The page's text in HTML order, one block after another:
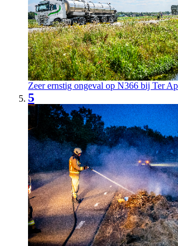
Zeer ernstig ongeval op N366 bij Ter
5